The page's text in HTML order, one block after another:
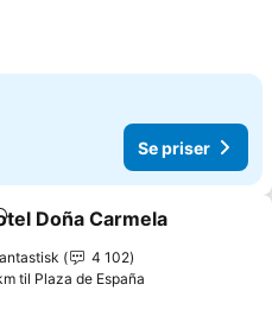
Se priser
til i favoritter
Doña Carmela
4 102
til Plaza de España